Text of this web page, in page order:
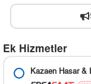
Ek Hizmetler
Kazaen Hasar &